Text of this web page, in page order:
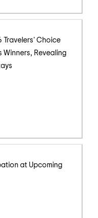
Travelers' Choice
Revealing
at Upcoming